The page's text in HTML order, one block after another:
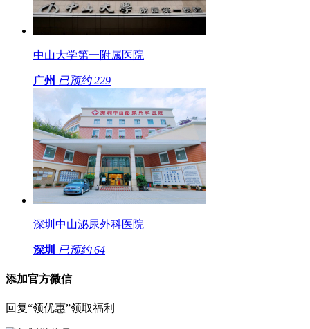
中山大学第一附属医院
广州 已预约 229
深圳中山泌尿外科医院
深圳 已预约 64
添加官方微信
回复“领优惠”领取福利